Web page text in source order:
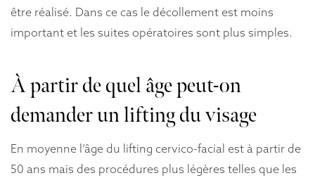
être réalisé. Dans ce cas le décollement est moins
important et les suites opératoires sont plus simples.
À partir de quel âge peut-on
demander un lifting du visage
En moyenne l’âge du lifting cervico-facial est à partir de
50 ans mais des procédures plus légères telles que les